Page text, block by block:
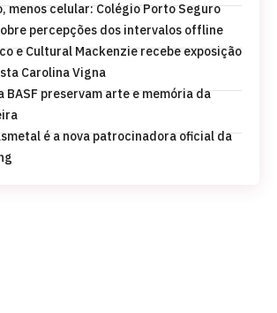
menos celular: Colégio Porto Seguro
percepções dos intervalos offline
e Cultural Mackenzie recebe exposição
Carolina Vigna
BASF preservam arte e memória da
é a nova patrocinadora oficial da